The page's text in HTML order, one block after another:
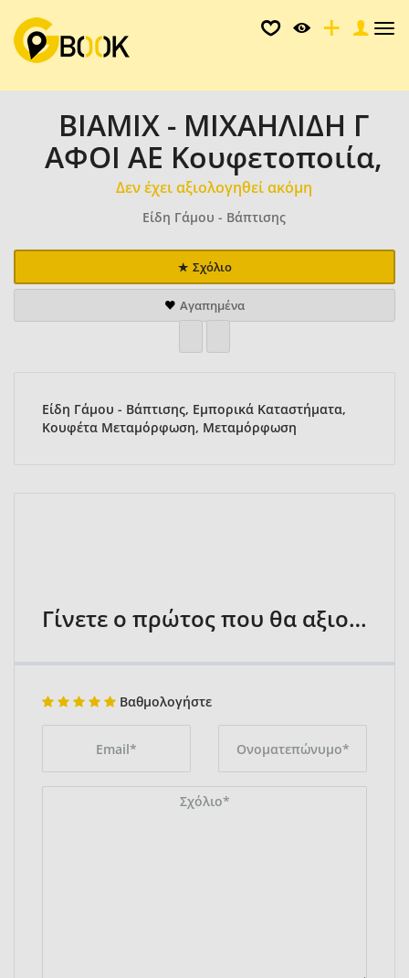
BIAMIX - ΜΙΧΑΗΛΙΔΗ Γ
ΑΦΟΙ ΑΕ Κουφετοποιία,
Δεν έχει αξιολογηθεί ακόμη
Είδη Γάμου - Βάπτισης
Σχόλιο
Αγαπημένα
Είδη Γάμου - Βάπτισης, Εμπορικά Καταστήματα,
Κουφέτα Μεταμόρφωση, Μεταμόρφωση
Γίνετε ο πρώτος που θα αξιολογήσει
Βαθμολογήστε